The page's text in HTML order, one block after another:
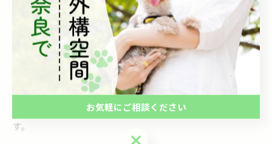
の状況による追加作業も価格差の要因です。さらに、ア
フターサービスの充実度も見積もりに反映されることが
あります。
こうした価格差の内訳を理解することで、単に安い業者
を選ぶのではなく、コストパフォーマンスの高い業者を
選ぶ判断材料となり、後悔のない外構工事につながりま
す。
お気軽にご相談ください
お気軽にご相談ください